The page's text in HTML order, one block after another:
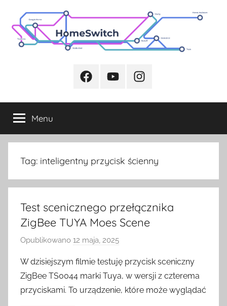
treści
FacebookYoutubeInstagram
Menu
Tag: inteligentny przycisk ścienny
Test scenicznego przełącznika
ZigBee TUYA Moes Scene
Opublikowano 12 maja, 2025
z
e
z
W dzisiejszym filmie testuję przycisk sceniczny
ZigBee TS0044 marki Tuya, w wersji z czterema
przyciskami. To urządzenie, które może wyglądać